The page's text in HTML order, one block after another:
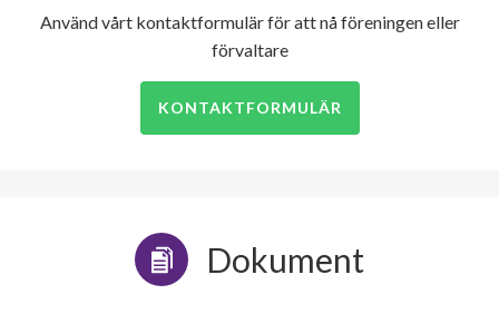
Använd vårt kontaktformulär för att nå föreningen eller
förvaltare
KONTAKTFORMULÄR
Dokument